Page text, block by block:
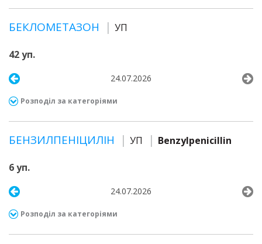
БЕКЛОМЕТАЗОН УП
42 уп.
24.07.2026
Розподіл за категоріями
БЕНЗИЛПЕНІЦИЛІН УП Benzylpenicillin
6 уп.
24.07.2026
Розподіл за категоріями